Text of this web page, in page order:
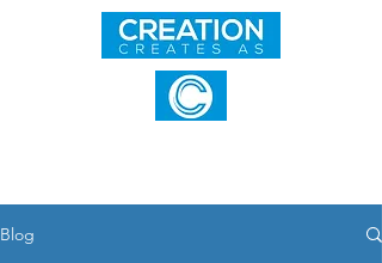
Blog